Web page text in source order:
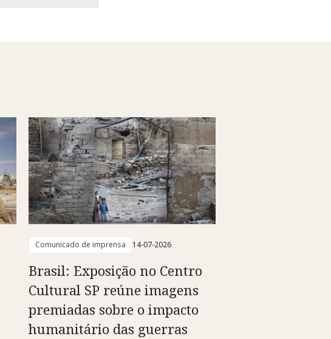
Comunicado de imprensa 14-07-2026
Brasil: Exposição no Centro
Cultural SP reúne imagens
premiadas sobre o impacto
humanitário das guerras